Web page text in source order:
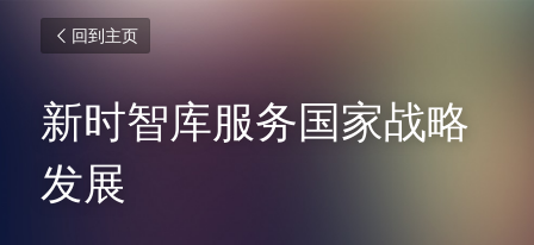
回到主页
新时智库服务国家战略
发展